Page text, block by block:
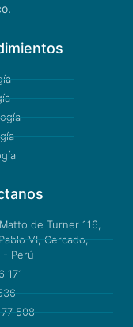
de Turner 116,
VI, Cercado,
- Perú
171
508